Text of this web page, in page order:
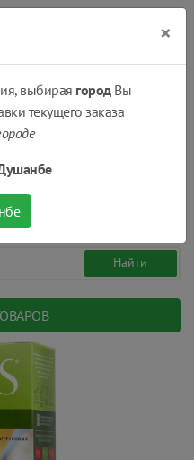
×
выбирая городВы
текущего заказа